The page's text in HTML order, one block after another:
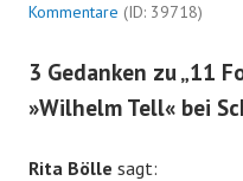
Kommentare (ID: 39718)
3 Gedanken zu „11
»Wilhelm Tell« bei
Rita Bölle sagt: